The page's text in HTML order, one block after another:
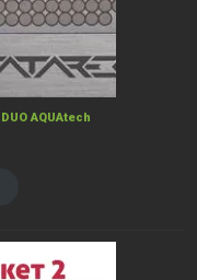
AQUAtech